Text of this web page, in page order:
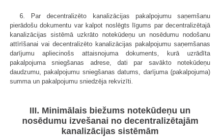
6. Par decentralizēto kanalizācijas pakalpojumu saņemšanu
pierādošu dokumentu var kalpot noslēgts līgums par decentralizētajā
kanalizācijas sistēmā uzkrāto notekūdeņu un nosēdumu nodošanu
attīrīšanai vai decentralizēto kanalizācijas pakalpojumu saņemšanas
darījumu apliecinošs attaisnojuma dokuments, kurā uzrādīta
pakalpojuma sniegšanas adrese, dati par savākto notekūdeņu
daudzumu, pakalpojumu sniegšanas datums, darījuma (pakalpojuma)
summa un pakalpojumu sniedzēja rekvizīti.
III. Minimālais biežums notekūdeņu un
nosēdumu izvešanai no decentralizētajām
kanalizācijas sistēmām